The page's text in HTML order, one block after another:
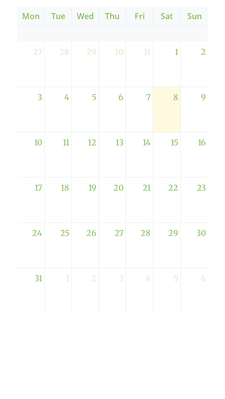
Mon Tue Wed Thu Fri Sat Sun
27 28 29 30 31 1 2
3 4 5 6 7 8 9
10 11 12 13 14 15 16
17 18 19 20 21 22 23
24 25 26 27 28 29 30
31 1 2 3 4 5 6